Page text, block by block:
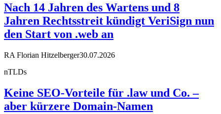
Nach 14 Jahren des Wartens und 8
Jahren Rechtsstreit kündigt VeriSign nun
den Start von .web an
RA Florian Hitzelberger30.07.2026
nTLDs
Keine SEO-Vorteile für .law und Co. –
aber kürzere Domain-Namen